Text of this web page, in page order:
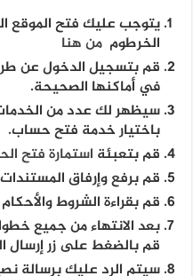
يتوجب عليك فتح الموقع
الخرطوم من هنا
قم بتسجيل الدخول عن
في أماكنها الصحيحة.
سيظهر لك عدد من
باختيار خدمة فتح حساب.
قم بتعبئةاستمارة فتح
قم برفع وإرفاق
قم بقراءة الشروط
بعد الانتهاء من جميع
قم بالضغط على زر إرسال
سيتم الرد عليك برسالة